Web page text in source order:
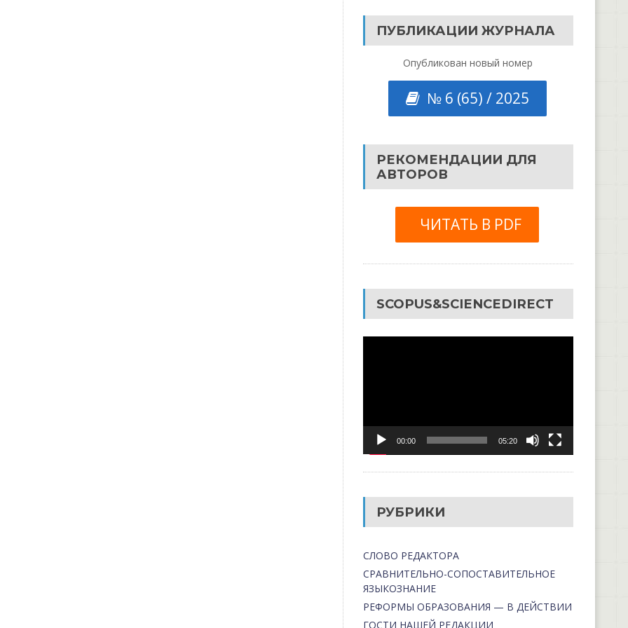
ПУБЛИКАЦИИ ЖУРНАЛА
Опубликован новый номер
№ 6 (65) / 2025
РЕКОМЕНДАЦИИ ДЛЯ
АВТОРОВ
ЧИТАТЬ В PDF
SCOPUS&SCIENCEDIRECT
00:00 05:20
РУБРИКИ
СЛОВО РЕДАКТОРА
СРАВНИТЕЛЬНО-СОПОСТАВИТЕЛЬНОЕ
ЯЗЫКОЗНАНИЕ
РЕФОРМЫ ОБРАЗОВАНИЯ — В ДЕЙСТВИИ
ГОСТИ НАШЕЙ РЕДАКЦИИ